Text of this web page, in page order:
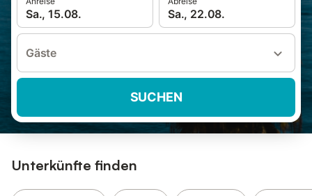
Sa., 15.08. Sa., 22.08.
Gäste
SUCHEN
Unterkünfte finden